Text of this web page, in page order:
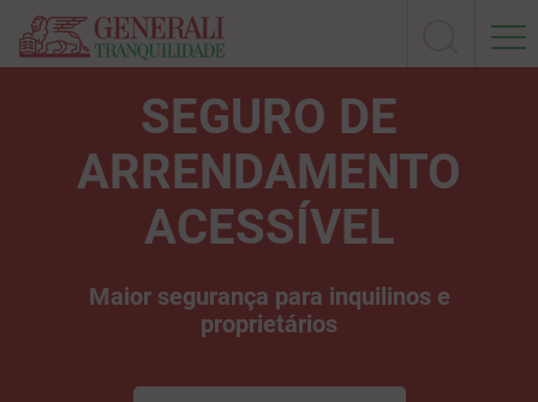
SEGURO DE
ARRENDAMENTO
ACESSÍVEL
Maior segurança para inquilinos e
proprietários